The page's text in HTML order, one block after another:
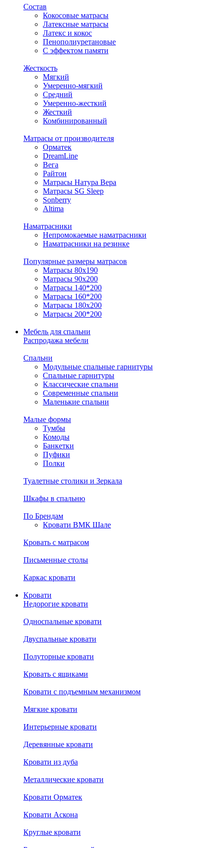
Состав
Кокосовые матрасы
Латексные матрасы
Латекс и кокос
Пенополиуретановые
С эффектом памяти
Жесткость
Мягкий
Умеренно-мягкий
Средний
Умеренно-жесткий
Жесткий
Комбинированный
Матрасы от производителя
Орматек
DreamLine
Вега
Райтон
Матрасы Натура Вера
Матрасы SG Sleep
Sonberry
Altima
Наматрасники
Непромокаемые наматрасники
Наматрасники на резинке
Популярные размеры матрасов
Матрасы 80x190
Матрасы 90x200
Матрасы 140*200
Матрасы 160*200
Матрасы 180x200
Матрасы 200*200
Мебель для спальни
Распродажа мебели
Спальни
Модульные спальные гарнитуры
Спальные гарнитуры
Классические спальни
Современные спальни
Маленькие спальни
Малые формы
Тумбы
Комоды
Банкетки
Пуфики
Полки
Туалетные столики и Зеркала
Шкафы в спальню
По Брендам
Кровати ВМК Шале
Кровать с матрасом
Письменные столы
Каркас кровати
Кровати
Недорогие кровати
Односпальные кровати
Двуспальные кровати
Полуторные кровати
Кровать с ящиками
Кровати с подъемным механизмом
Мягкие кровати
Интерьерные кровати
Деревянные кровати
Кровати из дуба
Металлические кровати
Кровати Орматек
Кровати Аскона
Круглые кровати